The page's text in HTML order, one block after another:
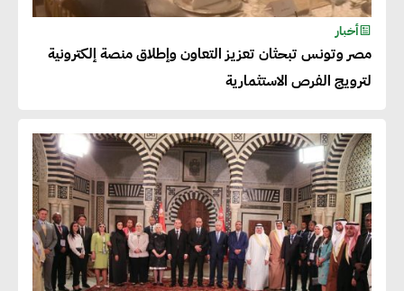
أخبار
مصر وتونس تبحثان تعزيز التعاون وإطلاق منصة إلكترونية
لترويج الفرص الاستثمارية